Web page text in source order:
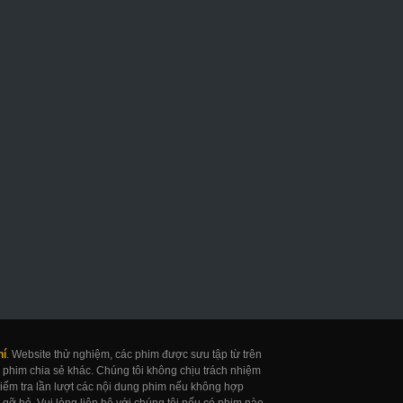
. Website thử nghiệm, các phim được sưu tập từ trên
chia sẻ khác. Chúng tôi không chịu trách nhiệm
tra lần lượt các nội dung phim nếu không hợp